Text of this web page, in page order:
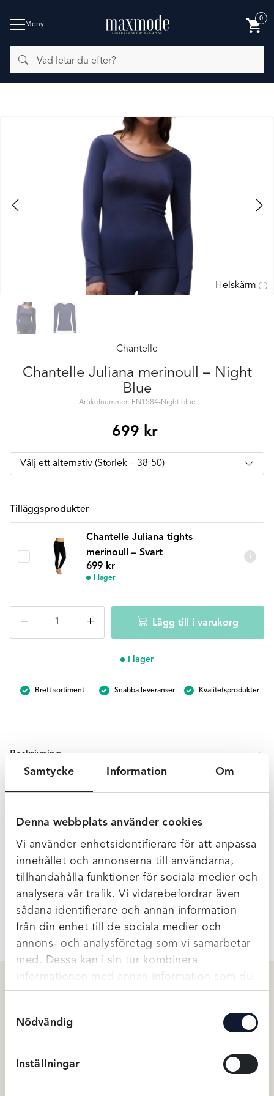
Samtycke Information Om
Denna webbplats använder cookies
Vi använder enhetsidentifierare för att anpassa
innehållet och annonserna till användarna,
tillhandahålla funktioner för sociala medier och
analysera vår trafik. Vi vidarebefordrar även
sådana identifierare och annan information
från din enhet till de sociala medier och
annons- och analysföretag som vi samarbetar
med. Dessa kan i sin tur kombinera
informationen med annan information som du
har tillhandahållit eller som de har samlat in
Nödvändig
Inställningar
Meny
letar
du
efter?
0
BADMODE
Helskärm
Chantelle
Chantelle Juliana merinoull – Night
Blue
Artikelnummer: FN1584-Night blue
699 kr
Tilläggsprodukter
Chantelle Juliana tights
merinoull – Svart
699 kr
I lager
i
−
merinoull
mängd
+ Lägg till i varukorg
I lager
Brett sortiment Snabba leveranser Kvalitetsprodukter
Beskrivning
Snygg att ha både under kavajen eller som underställ.
Ytterligare Information